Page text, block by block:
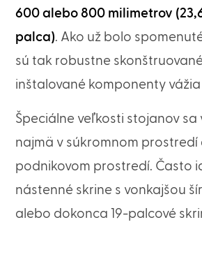
600 alebo 800 milimetrov
palca). Ako už bolo
sú tak robustne
inštalované komponenty vážia
Špeciálne veľkosti stojanov sa
najmä v súkromnom prostredí
podnikovom prostredí. Často
nástenné skrine s vonkajšou
alebo dokonca 19-palcové